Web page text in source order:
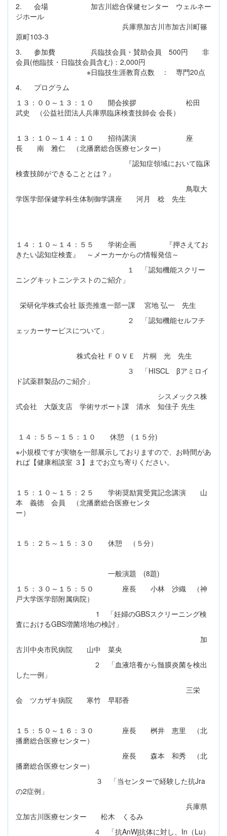
2. 会場 加古川総合保健センター ウェルネー
ジホール
兵庫県加古川市加古川町篠
原町103-3
3. 参加費 兵臨技会員・賛助会員 500円 非
会員(他臨技・日臨技会員含む)：2,000円
※日臨技生涯教育点数 ： 専門20点
4. プログラム
１３：００～１３：１０ 開会挨拶 松田
武史 （公益社団法人兵庫県臨床検査技師会 会長）
１３：１０～１４：１０ 招待講演 座
長 南 雅仁 （北播磨総合医療センター）
『認知症領域において臨床
検査技師ができることとは？』
鳥取大
学医学部保健学科生体制御学講座 河月 稔 先生
１４：１０～１４：５５ 学術企画 『押さえてお
きたい認知症検査』 ～メーカーからの情報発信～
１ 「認知機能スクリー
ニングキットニンテストのご紹介」
栄研化学株式会社 販売推進一部一課 宮地 弘一 先生
２ 「認知機能セルフチ
ェッカーサービスについて」
株式会社 ＦＯＶＥ 片桐 光 先生
３ 「HISCL βアミロイ
ド試薬群製品のご紹介」
シスメックス株
式会社 大阪支店 学術サポート課 清水 知佳子 先生
１４：５５～１５：１０ 休憩 (１５分)
※小規模ですが実物を一部展示しておりますので、お時間があ
れば【健康相談室 ３】までお立ち寄りください。
１５：１０～１５：２５ 学術奨励賞受賞記念講演 山
本 義徳 会員 （北播磨総合医療センタ
ー）
１５：２５～１５：３０ 休憩 （５分）
一般演題 (8題)
１５：３０～１５：５０ 座長 小林 沙織 （神
戸大学医学部附属病院）
1 「妊婦のGBSスクリーニング検
査におけるGBS増菌培地の検討」
加
古川中央市民病院 山中 菜央
２ 「血液培養から髄膜炎菌を検出
した一例」
三栄
会 ツカザキ病院 寒竹 早耶香
１５：５０～１６：３０ 座長 桝井 恵里 （北
播磨総合医療センター）
座長 森本 和秀 （北
播磨総合医療センター）
３ 「当センターで経験した抗Jra
の2症例」
兵庫県
立加古川医療センター 松木 くるみ
４ 「抗AnWj抗体に対し、In（Lu）